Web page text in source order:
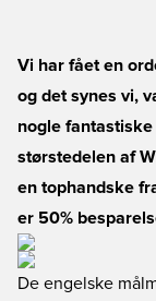
Vi har fået en
og det synes vi,
nogle
størstedelen af
en tophandske
er 50%
De engelske